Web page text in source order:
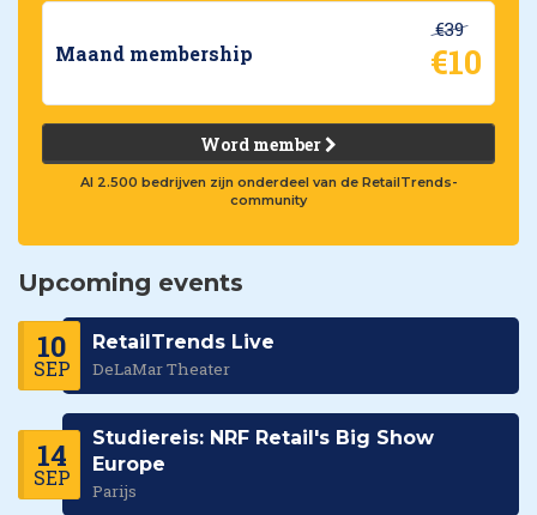
Maand membership
€39
€10
Word member
Al 2.500 bedrijven zijn onderdeel van de RetailTrends-
community
Upcoming events
10
SEP
RetailTrends Live
DeLaMar Theater
14
SEP
Studiereis: NRF Retail's Big Show
Europe
Parijs